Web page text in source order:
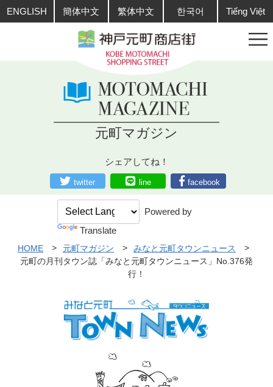
ENGLISH 簡体中文 繁体中文 한국어 Tiếng Việt
元町マガジン
シェアしてね！
twitter line facebook
Powered by
Translate
HOME 元町マガジン
みなと元町タウンニュース
元町の月刊タウン誌「みなと元町タウンニュース」No.376発
行！